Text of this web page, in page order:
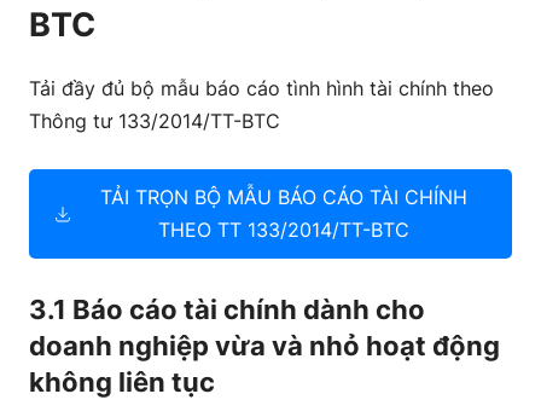
BTC
Tải đầy đủ bộ mẫu báo cáo tình hình tài chính theo
Thông tư 133/2014/TT-BTC
TẢI TRỌN BỘ MẪU BÁO CÁO TÀI CHÍNH
THEO TT 133/2014/TT-BTC
3.1 Báo cáo tài chính dành cho
doanh nghiệp vừa và nhỏ hoạt động
không liên tục